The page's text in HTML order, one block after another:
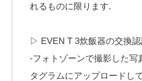
れるものに限ります.⠀
▷ EVEN T 3炊飯器の交換認
-フォトゾーンで撮影した写
タグラムにアップロードし